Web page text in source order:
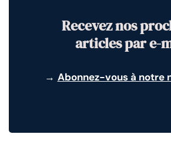
Recevez nos
articles par e-
→ Abonnez-vous à notre